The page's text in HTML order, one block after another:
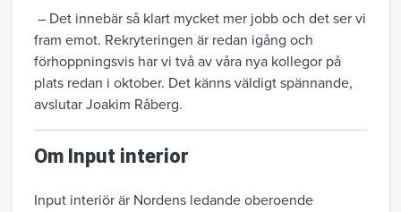
– Det innebär så klart mycket mer jobb och det ser vi
fram emot. Rekryteringen är redan igång och
förhoppningsvis har vi två av våra nya kollegor på
plats redan i oktober. Det känns väldigt spännande,
avslutar Joakim Råberg.
Om Input interior
Input interiör är Nordens ledande oberoende